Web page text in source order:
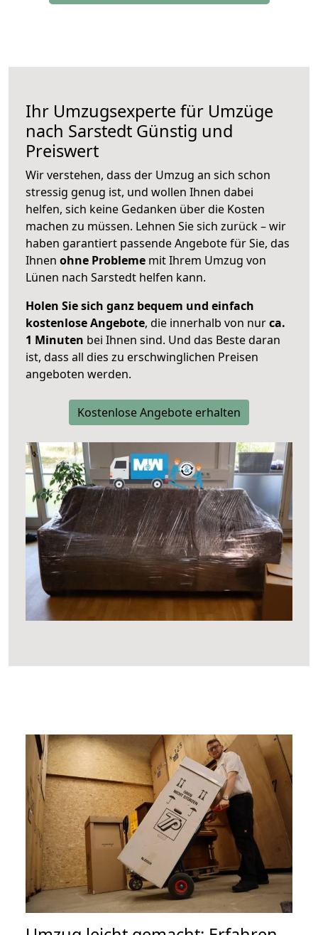
Ihr Umzugsexperte für Umzüge
nach Sarstedt Günstig und
Preiswert
Wir verstehen, dass der Umzug an sich schon
stressig genug ist, und wollen Ihnen dabei
helfen, sich keine Gedanken über die Kosten
machen zu müssen. Lehnen Sie sich zurück – wir
haben garantiert passende Angebote für Sie, das
Ihnen ohne Probleme mit Ihrem Umzug von
Lünen nach Sarstedt helfen kann.
Holen Sie sich ganz bequem und einfach
kostenlose Angebote, die innerhalb von nurca.
1 Minuten bei Ihnen sind. Und das Beste daran
ist, dass all dies zu erschwinglichen Preisen
angeboten werden.
Kostenlose Angebote erhalten